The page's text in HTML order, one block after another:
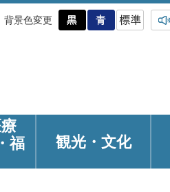
背景色変更
福
観光・ 文化